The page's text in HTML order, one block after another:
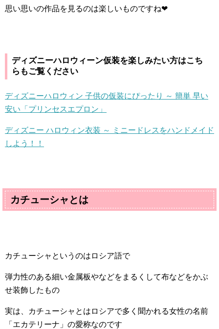
思い思いの作品を見るのは楽しいものですね❤︎
ディズニーハロウィーン仮装を楽しみたい方はこち
らもご覧ください
ディズニーハロウィン 子供の仮装にぴったり ～ 簡単 早い
安い「プリンセスエプロン」
ディズニー ハロウィン衣装 ～ ミニードレスをハンドメイド
しよう！！
カチューシャとは
カチューシャというのはロシア語で
弾力性のある細い金属板やなどをまるくして布などをかぶ
せ装飾したもの
実は、カチューシャとはロシアで多く聞かれる女性の名前
「エカテリーナ」の愛称なのです